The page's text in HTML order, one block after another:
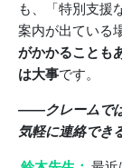
も、「特別支援
案内が出ている
がかかることも
は大事です。
――クレームでは
気軽に連絡でき